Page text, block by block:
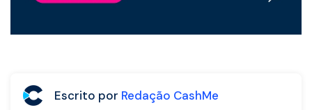
Escrito por Redação CashMe